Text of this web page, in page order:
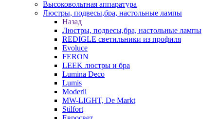
Высоковольтная аппаратура
Люстры, подвесы,бра, настольные лампы
Назад
Люстры, подвесы,бра, настольные лампы
REDIGLE светильники из профиля
Evoluce
FERON
LEEK люстры и бра
Lumina Deco
Lumis
Moderli
MW-LIGHT, De Markt
Stilfort